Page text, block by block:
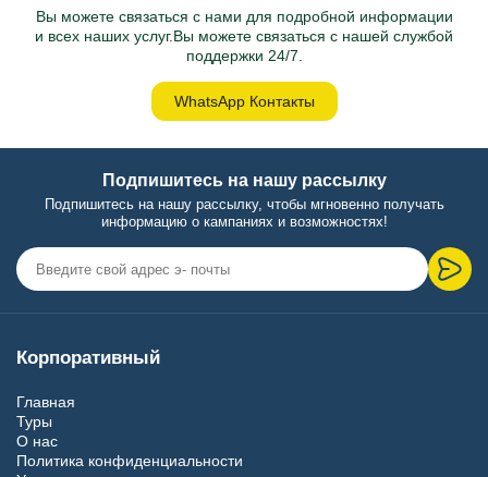
Вы можете связаться с нами для подробной информации
и всех наших услуг.Вы можете связаться с нашей службой
поддержки 24/7.
WhatsApp Контакты
Подпишитесь на нашу рассылку
Подпишитесь на нашу рассылку, чтобы мгновенно получать
информацию о кампаниях и возможностях!
Корпоративный
Главная
Туры
О нас
Политика конфиденциальности